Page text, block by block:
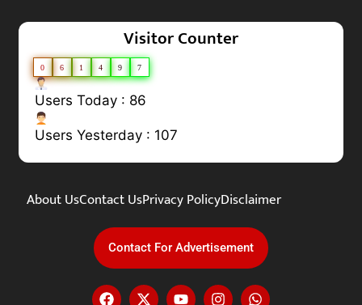
Visitor Counter
0 6 1 4 9 7
Users Today : 86
Users Yesterday : 107
About UsContact UsPrivacy PolicyDisclaimer
Contact For Advertisement